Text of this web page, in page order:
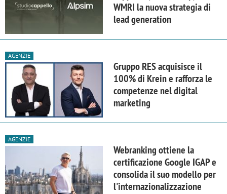
WMRI la nuova strategia di
lead generation
AGENZIE
Gruppo RES acquisisce il
100% di Krein e rafforza le
competenze nel digital
marketing
AGENZIE
Webranking ottiene la
certificazione Google IGAP e
consolida il suo modello per
l'internazionalizzazione